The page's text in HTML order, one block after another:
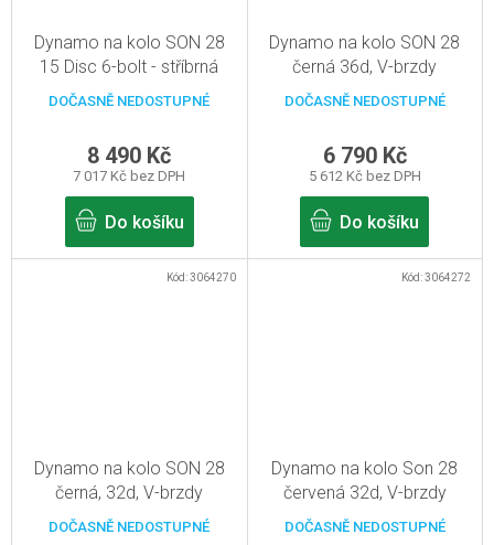
Dynamo na kolo SON 28
15 Disc 6-bolt - stříbrná
(leštěná) - 32d, pevná osa
DOČASNĚ NEDOSTUPNÉ
7 017 Kč bez DPH
8 490 Kč
Do košíku
Dynamo na kolo SON 28
černá 36d, V-brzdy
DOČASNĚ NEDOSTUPNÉ
5 612 Kč bez DPH
6 790 Kč
Do košíku
Dynamo na kolo SON 28
černá, 32d, V-brzdy
DOČASNĚ NEDOSTUPNÉ
Kód:3064270
Dynamo na kolo Son 28
červená 32d, V-brzdy
DOČASNĚ NEDOSTUPNÉ
Kód:3064272